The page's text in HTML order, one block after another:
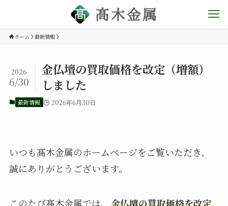
ホーム 最新情報
金仏壇の買取価格を改定（増額）
しました
2026
6/30
最新情報 2026年6月30日
いつも髙木金属のホームページをご覧いただき、
誠にありがとうございます。
このたび髙木金属では、 金仏壇の買取価格を改定